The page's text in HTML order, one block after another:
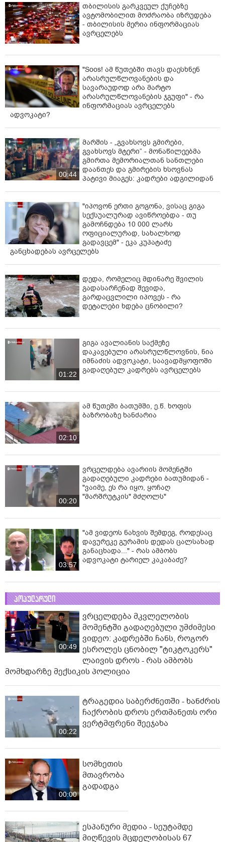
თბილისის გარკვეულ ქუჩებზე
ავტომობილით მოძრაობა იზრუდება
- თბილისის მერია ინფორმაციას
ავრცელებს
"Soos! ამ წუთებში თავს დაესხნენ
არასრულწლოვანების და
სავარაუდოდ არა მარტო
არასრულწლოვანების ჯგუფი" - რა
ინფორმაციას ავრცელებს
ადვოკატი?
00:44
მარშის - „გვახსოვს გმირები,
გვახსოვს მტერი” - მონაწილეებმა
გმირთა მემორიალთან სანთლები
დაანთეს და გმირების ხსოვნას
პატივი მიაგეს: კადრები ადგილიდან
"იპოვონ ერთი გოგონა, ვისაც გიგა
სექსუალურად ავიწროებდა - თუ
გამოჩნდება 10 000 ლარს
ოფიციალურად, სახალხოდ
გადავცემ" - ეკა კუპატაძე
განცხადებას ავრცელებს
დედა, რომელიც მდინარე შვილის
გადასარჩენად შევიდა,
გარდაცვლილი იპოვეს - რა
დეტალები ხდება ცნობილი?
01:22
გიგა ავალიანის საქმეზე
დაკავებული არასრულწლოვნის, ნია
იმნაძის ადვოკატი, საავადმყოფოში
გადაღებულ კადრებს ავრცელებს
02:10
ამ წუთეში ბათუმში, ე.წ. ხოფის
ბაზრობაზე ხანძარია
00:20
ვრცელდება ავარიის მომენტში
გადაღებული კადრები ბათუმიდან -
"ვაიმე, ეს რა იყო, ყოჩაღ
"მარშრუტკის" მძღოლს"
03:57
"ამ ვიდეოს ნახვის შემდეგ, როდესაც
დავურეკე გურამის დედას ცალსახად
განაცხადა..." - რას ამბობს
ადვოკატი ტარიელ კაკაბაძე?
პოპულარული
00:49
ვრცელდება მკვლელობის
მომენტში გადაღებული უმძიმესი
ვიდეო: კადრებში ჩანს, როგორ
ესროლეს ცნობილ "ტიკტოკერს"
ლაივის დროს - რას ამბობს
მომხდარზე მექსიკის პოლიცია
00:22
ტრაგედია საბერძნეთში - ხანძრის
ჩაქრობის დროს ერთმანეთს ორი
ვერტმფრენი შეეჯახა
00:00
სომხეთის
მთავრობა
გადადგა
ესპანური მედია - სეუტამდე
მიღწევის მცდელობისას 67